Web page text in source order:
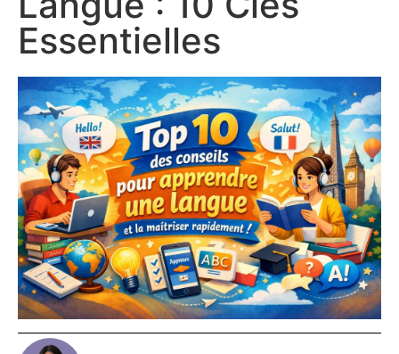
Essentielles